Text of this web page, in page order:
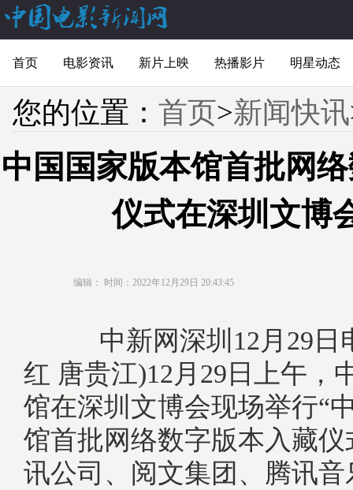
首页 电影资讯 新片上映 热播影片 明星动态
您的位置： 首页>新闻快讯
中国国家版本馆首批网
仪式在深圳文博
编辑： 时间：2022年12月29日 20:43:45
中新网深圳12月29日
红 唐贵江)12月29日上午，
馆在深圳文博会现场举行“
馆首批网络数字版本入藏仪
讯公司、阅文集团、腾讯